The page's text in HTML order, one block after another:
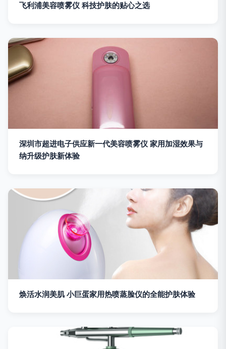
飞利浦美容喷雾仪 科技护肤的贴心之选
深圳市超进电子供应新一代美容喷雾仪 家用加湿效果与
纳升级护肤新体验
焕活水润美肌 小巨蛋家用热喷蒸脸仪的全能护肤体验